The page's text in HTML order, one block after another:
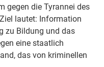
gegen die Tyrannei des
lautet: Information
zu Bildung und das
eine staatlich
das von kriminellen